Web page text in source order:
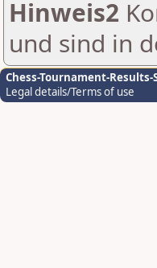
Hinweis2
und sind in
Chess-Tournament-Results-
Legal details/Terms of use